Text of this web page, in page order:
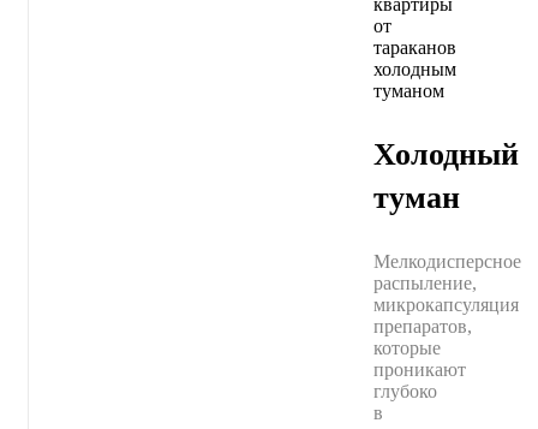
Холодный
туман
Мелкодисперсное
распыление,
микрокапсуляция
препаратов,
которые
проникают
глубоко
в